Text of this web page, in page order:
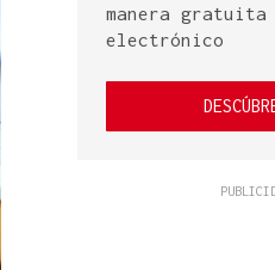
manera
electrónico